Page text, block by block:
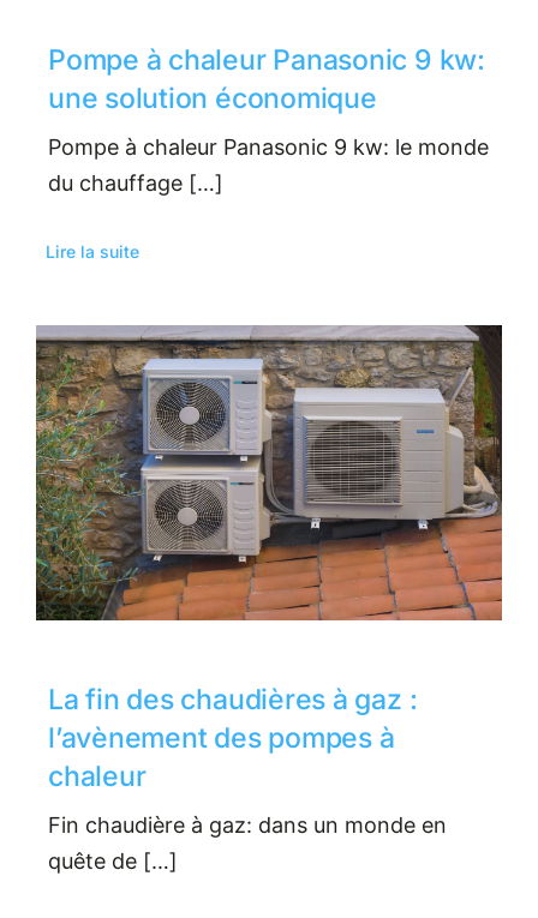
Pompe à chaleur Panasonic 9 kw:
une solution économique
Pompe à chaleur Panasonic 9 kw: le monde
du chauffage […]
Lire la suite
La fin des chaudières à gaz :
l’avènement des pompes à
chaleur
Fin chaudière à gaz: dans un monde en
quête de […]